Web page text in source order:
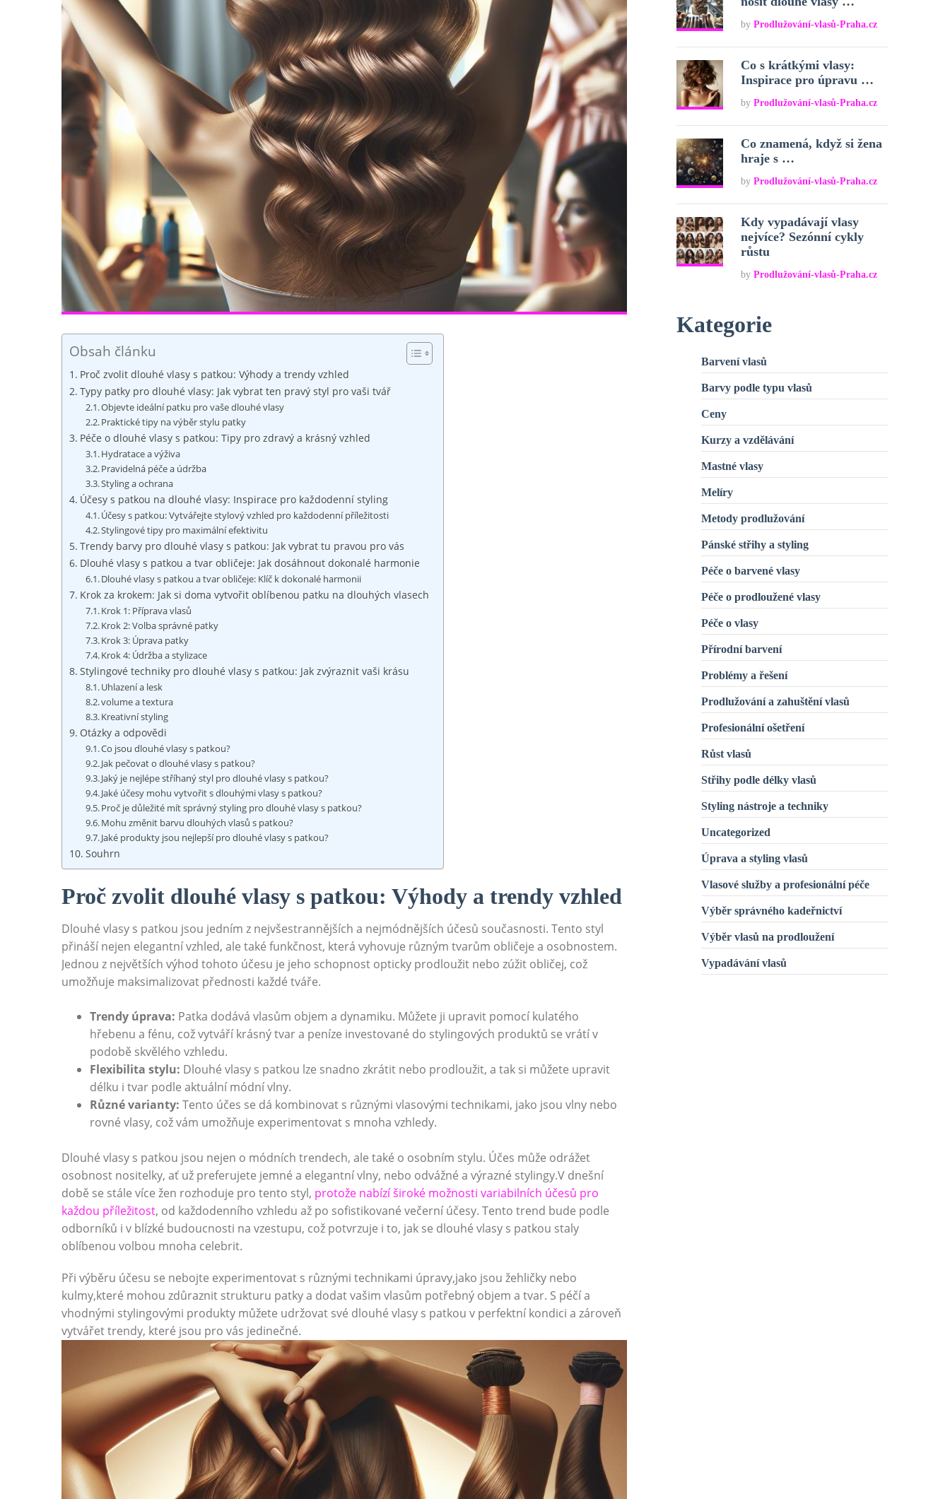
Obsah článku
Proč zvolit dlouhé vlasy s patkou: Výhody a trendy vzhled
Typy patky pro dlouhé vlasy: Jak vybrat ten pravý styl pro vaši tvář
Objevte ideální patku pro vaše dlouhé vlasy
Praktické tipy na výběr stylu patky
Péče o dlouhé vlasy s patkou: Tipy pro zdravý a krásný vzhled
Hydratace a výživa
Pravidelná péče a údržba
Styling a ochrana
Účesy s patkou na dlouhé vlasy: Inspirace pro každodenní styling
Účesy s patkou: Vytvářejte stylový vzhled pro každodenní příležitosti
Stylingové tipy pro maximální efektivitu
Trendy barvy pro dlouhé vlasy s patkou: Jak vybrat tu pravou pro vás
Dlouhé vlasy s patkou a tvar obličeje: Jak dosáhnout dokonalé harmonie
Dlouhé vlasy s patkou a tvar obličeje: Klíč k dokonalé harmonii
Krok za krokem: Jak si doma vytvořit oblíbenou patku na dlouhých vlasech
Krok 1: Příprava vlasů
Krok 2: Volba správné patky
Krok 3: Úprava patky
Krok 4: Údržba a stylizace
Stylingové techniky pro dlouhé vlasy s patkou: Jak zvýraznit vaši krásu
Uhlazení a lesk
volume a textura
Kreativní styling
Otázky a odpovědi
Co jsou dlouhé vlasy s patkou?
Jak pečovat o dlouhé vlasy s patkou?
Jaký je nejlépe stříhaný styl pro dlouhé vlasy s patkou?
Jaké účesy mohu vytvořit s dlouhými vlasy s patkou?
Proč je důležité mít správný styling pro dlouhé vlasy s patkou?
Mohu změnit barvu dlouhých vlasů s patkou?
Jaké produkty jsou nejlepší pro dlouhé vlasy s patkou?
Souhrn
Proč zvolit dlouhé vlasy s patkou: Výhody a trendy vzhled
Dlouhé vlasy s patkou jsou jedním z nejvšestrannějších a nejmódnějších účesů současnosti. Tento styl
přináší nejen elegantní vzhled, ale také funkčnost, která vyhovuje různým tvarům obličeje a osobnostem.
Jednou z největších výhod tohoto účesu je jeho schopnost opticky prodloužit nebo zúžit obličej, což
umožňuje maksimalizovat přednosti každé tváře.
Trendy úprava: Patka dodává vlasům objem a dynamiku. Můžete ji upravit pomocí kulatého
hřebenu a fénu, což vytváří krásný tvar a peníze investované do stylingových produktů se vrátí v
podobě skvělého vzhledu.
Flexibilita stylu: Dlouhé vlasy s patkou lze snadno zkrátit nebo prodloužit, a tak si můžete upravit
délku i tvar podle aktuální módní vlny.
Různé varianty: Tento účes se dá kombinovat s různými vlasovými technikami, jako jsou vlny nebo
rovné vlasy, což vám umožňuje experimentovat s mnoha vzhledy.
Dlouhé vlasy s patkou jsou nejen o módních trendech, ale také o osobním stylu. Účes může odrážet
osobnost nositelky, ať už preferujete jemné a elegantní vlny, nebo odvážné a výrazné stylingy.V dnešní
době se stále více žen rozhoduje pro tento styl, protože nabízí široké možnosti variabilních účesů pro
každou příležitost, od každodenního vzhledu až po sofistikované večerní účesy. Tento trend bude podle
odborníků i v blízké budoucnosti na vzestupu, což potvrzuje i to, jak se dlouhé vlasy s patkou staly
oblíbenou volbou mnoha celebrit.
Při výběru účesu se nebojte experimentovat s různými technikami úpravy,jako jsou žehličky nebo
kulmy,které mohou zdůraznit strukturu patky a dodat vašim vlasům potřebný objem a tvar. S péčí a
vhodnými stylingovými produkty můžete udržovat své dlouhé vlasy s patkou v perfektní kondici a zároveň
vytvářet trendy, které jsou pro vás jedinečné.
byProdlužování-vlasů-Praha.cz
Co s krátkými vlasy:
Inspirace pro úpravu …
byProdlužování-vlasů-Praha.cz
Co znamená, když si žena
hraje s …
byProdlužování-vlasů-Praha.cz
Kdy vypadávají vlasy
nejvíce? Sezónní cykly
růstu
byProdlužování-vlasů-Praha.cz
Kategorie
Barvení vlasů
Barvy podle typu vlasů
Ceny
Kurzy a vzdělávání
Mastné vlasy
Melíry
Metody prodlužování
Pánské střihy a styling
Péče o barvené vlasy
Péče o prodloužené vlasy
Péče o vlasy
Přírodní barvení
Problémy a řešení
Prodlužování a zahuštění vlasů
Profesionální ošetření
Růst vlasů
Střihy podle délky vlasů
Styling nástroje a techniky
Uncategorized
Úprava a styling vlasů
Vlasové služby a profesionální péče
Výběr správného kadeřnictví
Výběr vlasů na prodloužení
Vypadávání vlasů